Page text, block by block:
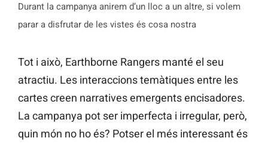
Durant la campanya anirem d’un lloc a un altre, si volem
parar a disfrutar de les vistes és cosa nostra
Tot i això, Earthborne Rangers manté el seu
atractiu. Les interaccions temàtiques entre les
cartes creen narratives emergents encisadores.
La campanya pot ser imperfecta i irregular, però,
quin món no ho és? Potser el més interessant és